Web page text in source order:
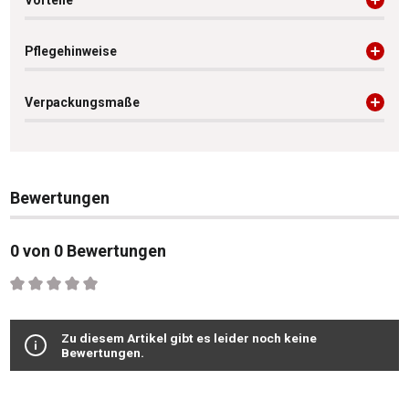
Pflegehinweise
Verpackungsmaße
Bewertungen
0 von 0 Bewertungen
Durchschnittliche Bewertung von 0 von 5 Sternen
Zu diesem Artikel gibt es leider noch keine
Bewertungen.